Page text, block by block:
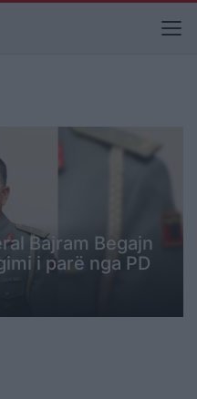
Bajram Begajn
i parë nga PD